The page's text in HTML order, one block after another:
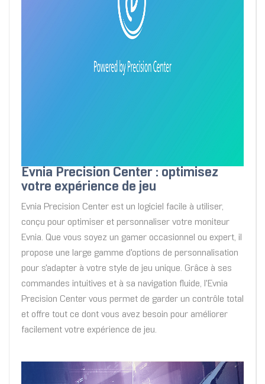
Evnia Precision Center : optimisez
votre expérience de jeu
Evnia Precision Center est un logiciel facile à utiliser,
conçu pour optimiser et personnaliser votre moniteur
Evnia. Que vous soyez un gamer occasionnel ou expert, il
propose une large gamme d'options de personnalisation
pour s'adapter à votre style de jeu unique. Grâce à ses
commandes intuitives et à sa navigation fluide, l'Evnia
Precision Center vous permet de garder un contrôle total
et offre tout ce dont vous avez besoin pour améliorer
facilement votre expérience de jeu.